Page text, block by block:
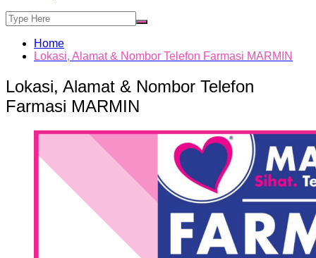
Home
Lokasi, Alamat & Nombor Telefon Farmasi MARMIN
Lokasi, Alamat & Nombor Telefon
Farmasi MARMIN